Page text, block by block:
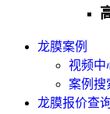
龙膜案例
视频中
案例搜
龙膜报价查